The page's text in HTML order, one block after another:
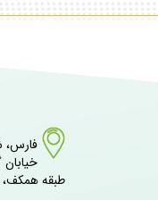
فارس،
طبقه همکف،